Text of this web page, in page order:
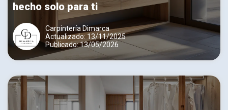
hecho solo para ti
Carpintería Dimarca
Actualizado: 13/11/2025
Publicado: 13/05/2026